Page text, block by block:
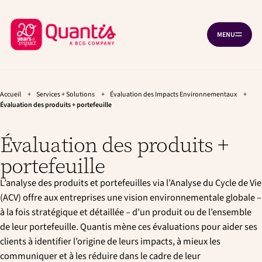
n
a
g
a
o
n
p
r
i
n
o
n
n
u
i
n
c
i
p
a
R
r
'
a
c
c
u
e
i
l
O
U
L
A
G
O
N
MENU
Accueil + Services + Solutions + Évaluation des Impacts Environnementaux
+
Évaluation des produits + portefeuille
Évaluation des produits +
portefeuille
L’analyse des produits et portefeuilles via l’Analyse du Cycle de Vie
(ACV) offre aux entreprises une vision environnementale globale –
à la fois stratégique et détaillée – d’un produit ou de l’ensemble
de leur portefeuille. Quantis mène ces évaluations pour aider ses
clients à identifier l’origine de leurs impacts, à mieux les
communiquer et à les réduire dans le cadre de leur